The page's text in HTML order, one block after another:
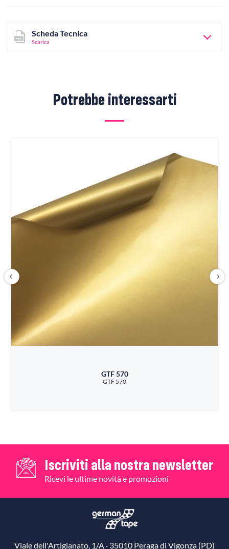
Scheda Tecnica
Scarica
Potrebbe interessarti
GTF 570
GTF 570
Iscriviti alla nostra newsletter
Ricevi le ultime novità e promozioni
Viale dell'Artigianato, 1/A · 35010 Peraga di Vigonza (PD)